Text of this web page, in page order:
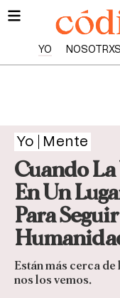
YO NOSOTRXS
Yo Mente
Cuando
En Un
Para
Están más cerca
nos los vemos.